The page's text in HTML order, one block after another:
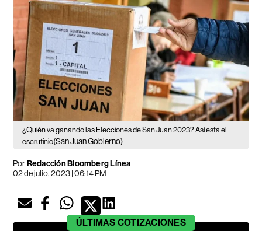
¿Quién va ganando las Elecciones de San Juan 2023? Así está el
escrutinio(San Juan Gobierno)
PorRedacción Bloomberg Línea
02 de julio, 2023 | 06:14 PM
ÚLTIMAS COTIZACIONES